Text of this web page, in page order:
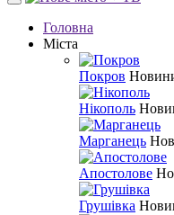
Головна
Міста
Покров
Нікополь
Марганець
Апостолове
Грушівка